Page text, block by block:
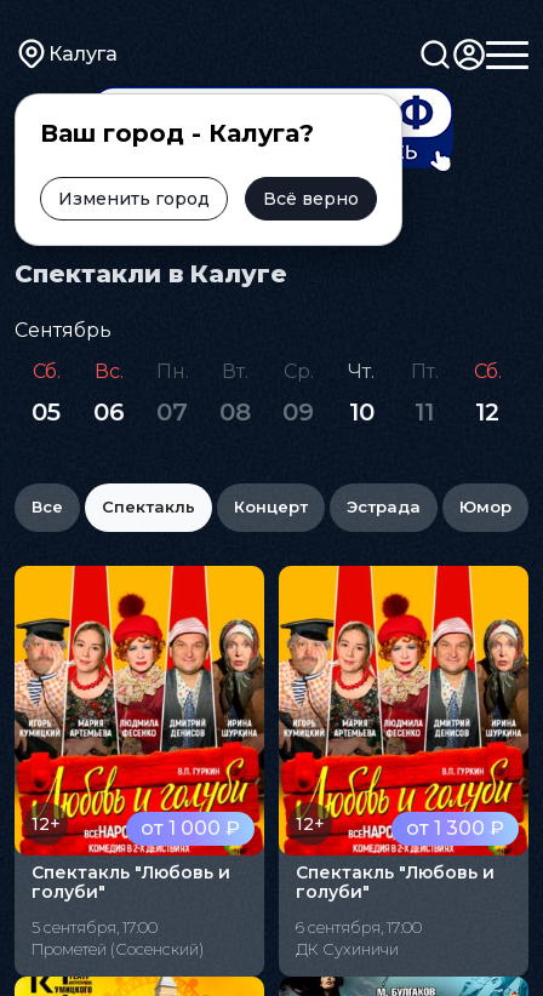
Калуга
Ваш город - Калуга?
Изменить город Всё верно
Главная Афиша Спектакль
Спектакли в Калуге
Сентябрь
Сб.
05
Вс.
06
Пн.
07
Вт.
08
Ср.
09
Чт.
10
Пт.
11
Сб.
12
Все Спектакль Концерт Эстрада Юмор
от 1 000 ₽
12+
Спектакль "Любовь и
голуби"
5 сентября, 17:00
Прометей (Сосенский)
от 1 300 ₽
12+
Спектакль "Любовь и
голуби"
6 сентября, 17:00
ДК Сухиничи